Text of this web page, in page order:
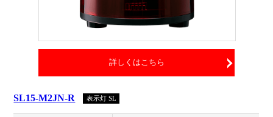
詳しくはこちら
SL15-M2JN-R 表示灯 SL